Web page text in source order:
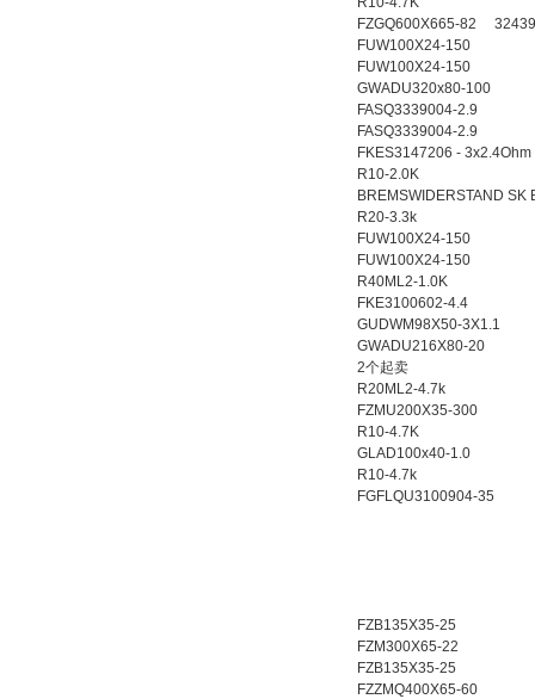
FZGQ600X665-82 32439
FUW100X24-150
FUW100X24-150
GWADU320x80-100
FASQ3339004-2.9
FASQ3339004-2.9
FKES3147206 - 3x2.4Ohm
R10-2.0K
BREMSWIDERSTAND SK
R20-3.3k
FUW100X24-150
FUW100X24-150
R40ML2-1.0K
FKE3100602-4.4
GUDWM98X50-3X1.1
GWADU216X80-20
2个起卖
R20ML2-4.7k
FZMU200X35-300
R10-4.7K
GLAD100x40-1.0
R10-4.7k
FGFLQU3100904-35
FZB135X35-25
FZM300X65-22
FZB135X35-25
FZZMQ400X65-60